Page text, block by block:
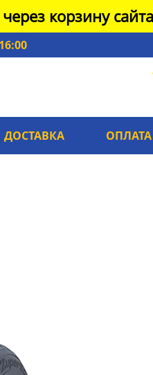
корзину
ДОСТАВКА ОПЛАТА